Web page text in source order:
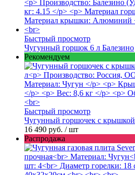
Быстрый просмотр
Чугунный горшок 6 л Балезино
Рекомендуем
Быстрый просмотр
Чугунный горшочек с
16 490 руб. / шт
Распродажа